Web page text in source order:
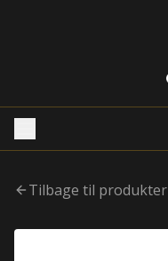
Tilbage til produkter